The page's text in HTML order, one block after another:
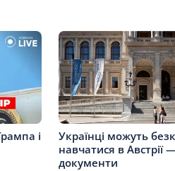
і
Українці можуть
навчатися в Австрії
документи